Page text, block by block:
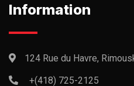
Information
124 Rue du Havre,
+(418) 725-2125